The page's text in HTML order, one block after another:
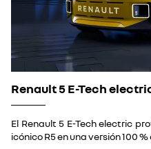
Renault 5 E-Tech
El Renault 5 E-Tech electric
icónico R5 en una versión 100